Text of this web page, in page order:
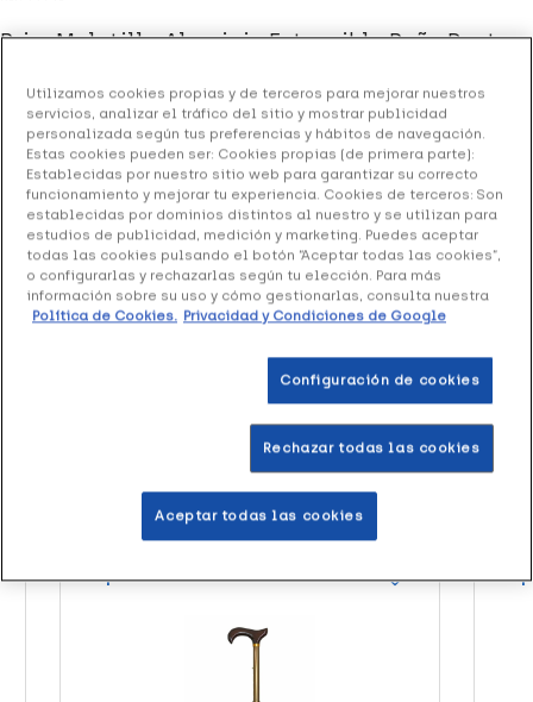
Prim Muletilla Aluminio Extensible Puño Recto
20.28 €
Sin stock
+ 41 puntosHealthies
Prim Muletilla Aluminio Extensible Puño Recto Bronce
es una muletilla de aluminio extensible. Está diseñada
para ofrecer estabilidad y seguridad al caminar en
períodos de recuperación o dolencias.
Productos similares
+37 puntos +58
Utilizamos cookies propias y de terceros para mejorar nuestros
servicios, analizar el tráfico del sitio y mostrar publicidad
personalizada según tus preferencias y hábitos de navegación.
Estas cookies pueden ser: Cookies propias (de primera parte):
Establecidas por nuestro sitio web para garantizar su correcto
funcionamiento y mejorar tu experiencia. Cookies de terceros: Son
establecidas por dominios distintos al nuestro y se utilizan para
estudios de publicidad, medición y marketing. Puedes aceptar
todas las cookies pulsando el botón “Aceptar todas las cookies”,
o configurarlas y rechazarlas según tu elección. Para más
información sobre su uso y cómo gestionarlas, consulta nuestra
Política de Cookies. Privacidad y Condiciones de Google
Configuración de cookies
Rechazar todas las cookies
Aceptar todas las cookies